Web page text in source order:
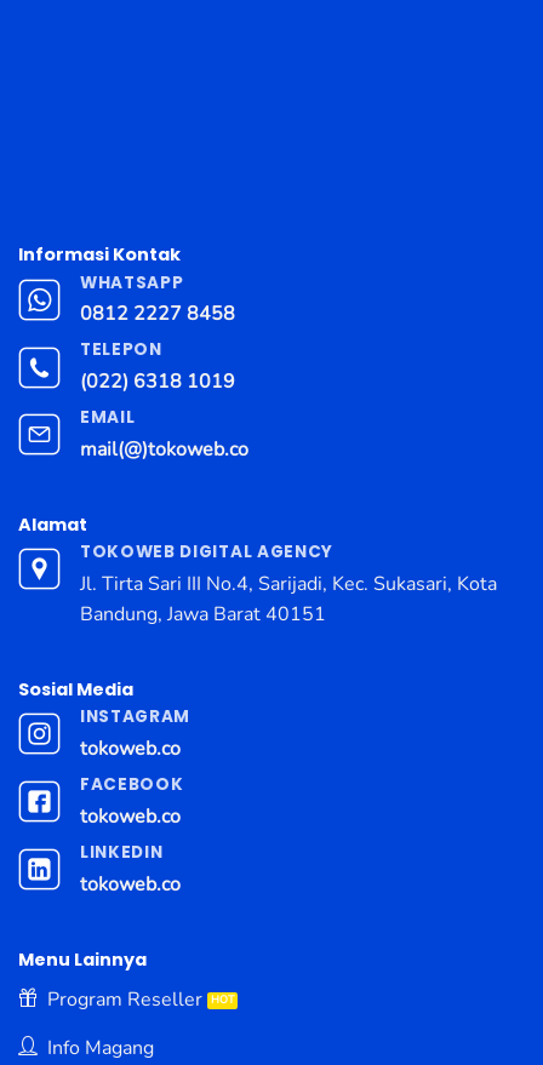
Informasi Kontak
WHATSAPP
0812 2227 8458
TELEPON
(022) 6318 1019
EMAIL
mail(@)tokoweb.co
Alamat
TOKOWEB DIGITAL AGENCY
Jl. Tirta Sari III No.4, Sarijadi, Kec. Sukasari, Kota
Bandung, Jawa Barat 40151
Sosial Media
INSTAGRAM
tokoweb.co
FACEBOOK
tokoweb.co
LINKEDIN
tokoweb.co
Menu Lainnya
Program Reseller
Info Magang